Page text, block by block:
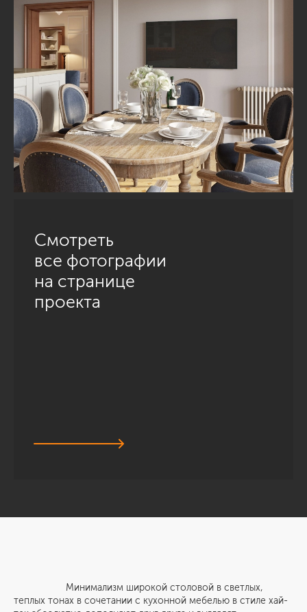
Смотреть
все фотографии
на странице
проекта
Минимализм широкой столовой в светлых,
теплых тонах в сочетании с кухонной мебелью в стиле хай-